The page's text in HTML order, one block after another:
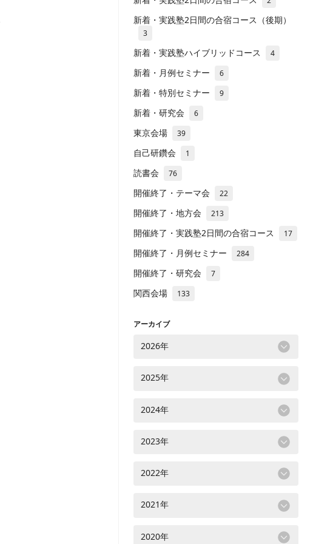
新着・実践塾2日間の合宿コース（後期）
3
新着・実践塾ハイブリッドコース 4
新着・月例セミナー 6
新着・特別セミナー 9
新着・研究会 6
東京会場 39
自己研鑽会 1
読書会 76
開催終了・テーマ会 22
開催終了・地方会 213
開催終了・実践塾2日間の合宿コース 17
開催終了・月例セミナー 284
開催終了・研究会 7
関西会場 133
アーカイブ
2026年
2025年
2024年
2023年
2022年
2021年
2020年